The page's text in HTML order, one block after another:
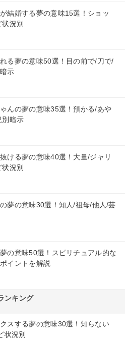
が結婚する夢の意味15選！ショッ
況別
れる夢の意味50選！目の前で/刀で/
示
ゃんの夢の意味35選！預かる/あや
別暗示
抜ける夢の意味40選！大量/ジャリ
況別
の夢の意味30選！知人/祖母/他人/芸
夢の意味50選！スピリチュアル的な
イントを解説
ンキング
クスする夢の意味30選！知らない
状況別